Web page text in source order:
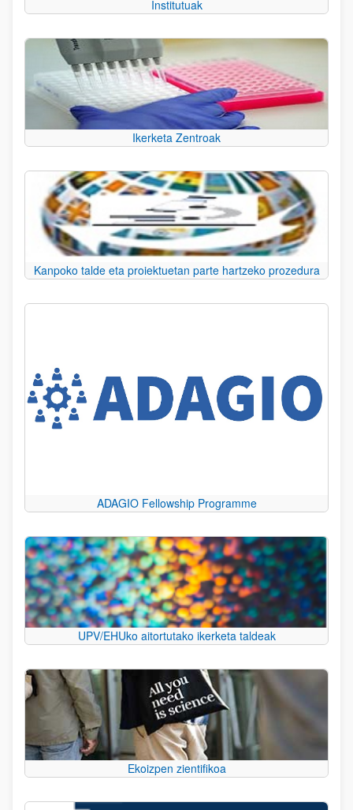
Institutuak
Ikerketa Zentroak
Kanpoko talde eta proiektuetan parte hartzeko prozedura
ADAGIO Fellowship Programme
UPV/EHUko aitortutako ikerketa taldeak
Ekoizpen zientifikoa